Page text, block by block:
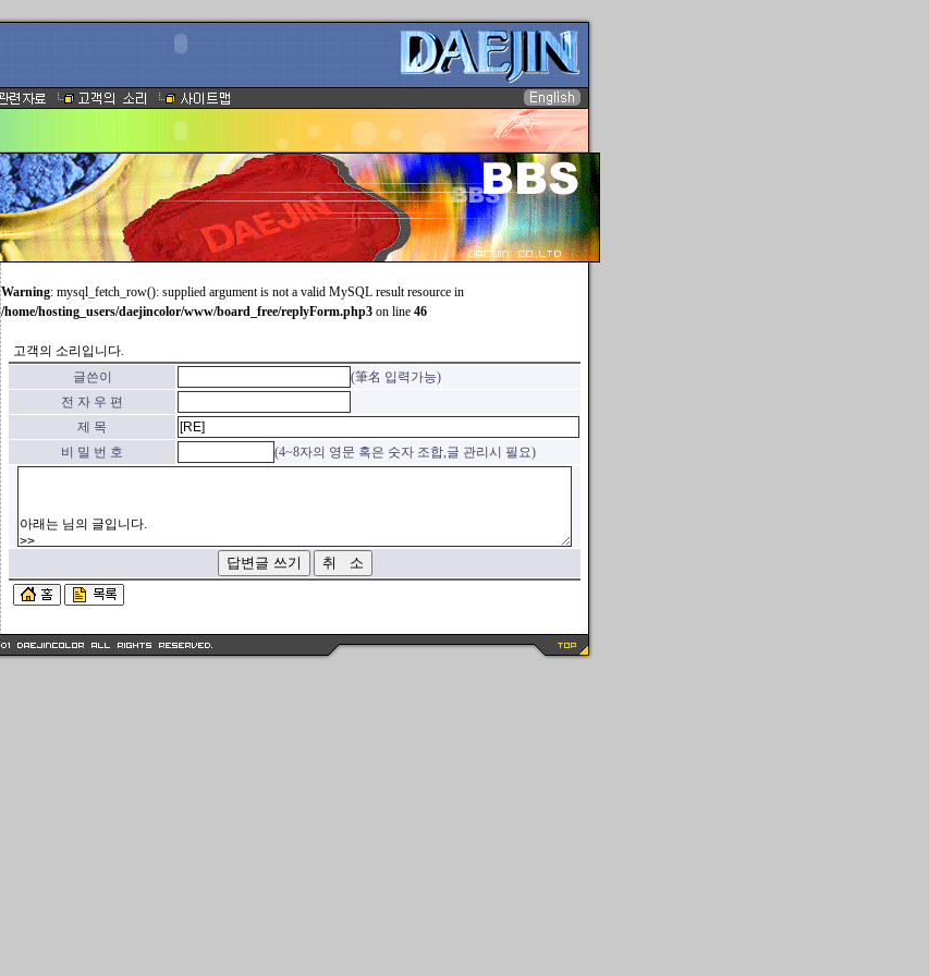
Warning: mysql_fetch_row(): supplied argument is not a valid MySQL result resource in
/home/hosting_users/daejincolor/www/board_free/replyForm.php3 on line 46
고객의 소리입니다.
글쓴이
(筆名 입력가능)
전 자 우 편
제 목
비 밀 번 호
(4~8자의 영문 혹은 숫자 조합,글 관리시 필요)